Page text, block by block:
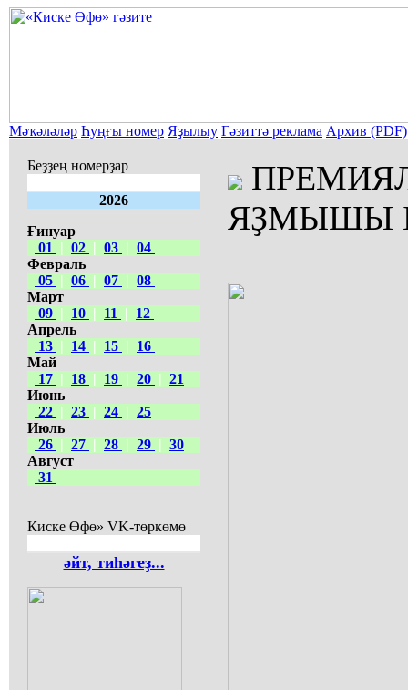
Мәҡәләләр Һуңғы номер Яҙылыу Гәзиттә реклама Архив (PDF)
Беҙҙең номерҙар
2026
Ғинуар
01
| 02 | 03 | 04
Февраль
05 | 06 | 07 | 08
Март
09 | 10 | 11 |
12
Апрель
13 | 14 | 15 |
16
Май
17 | 18 | 19 | 20 | 21
Июнь
22 | 23 | 24 | 25
Июль
26 | 27 | 28 | 29 | 30
Август
31
Киске Өфө» VK-төркөмө
әйт, тиһәгеҙ...
ЯҘМЫШЫ